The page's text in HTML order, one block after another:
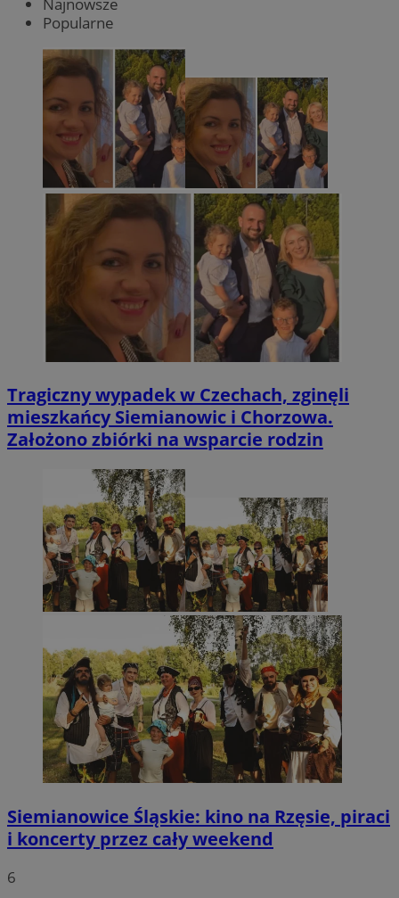
Najnowsze
Popularne
Tragiczny wypadek w Czechach, zginęli
mieszkańcy Siemianowic i Chorzowa.
Założono zbiórki na wsparcie rodzin
Siemianowice Śląskie: kino na Rzęsie, piraci
i koncerty przez cały weekend
6